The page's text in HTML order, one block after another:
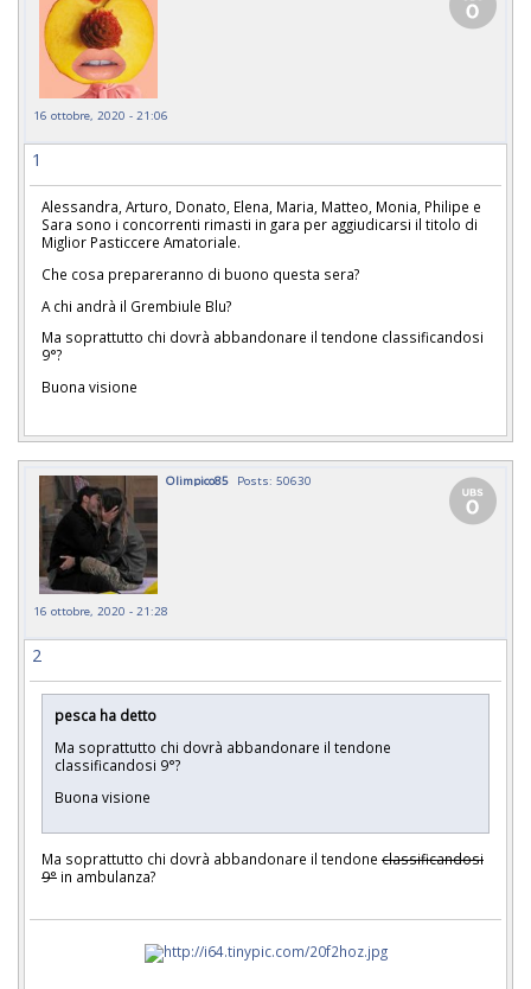
16 ottobre, 2020 - 21:06
1
Alessandra, Arturo, Donato, Elena, Maria, Matteo, Monia, Philipe e
Sara sono i concorrenti rimasti in gara per aggiudicarsi il titolo di
Miglior Pasticcere Amatoriale.
Che cosa prepareranno di buono questa sera?
A chi andrà il Grembiule Blu?
Ma soprattutto chi dovrà abbandonare il tendone classificandosi
9°?
Buona visione
Olimpico85 Posts: 50630
16 ottobre, 2020 - 21:28
2
pesca ha detto
Ma soprattutto chi dovrà abbandonare il tendone
classificandosi 9°?
Buona visione
Ma soprattutto chi dovrà abbandonare il tendone classificandosi
9° in ambulanza?